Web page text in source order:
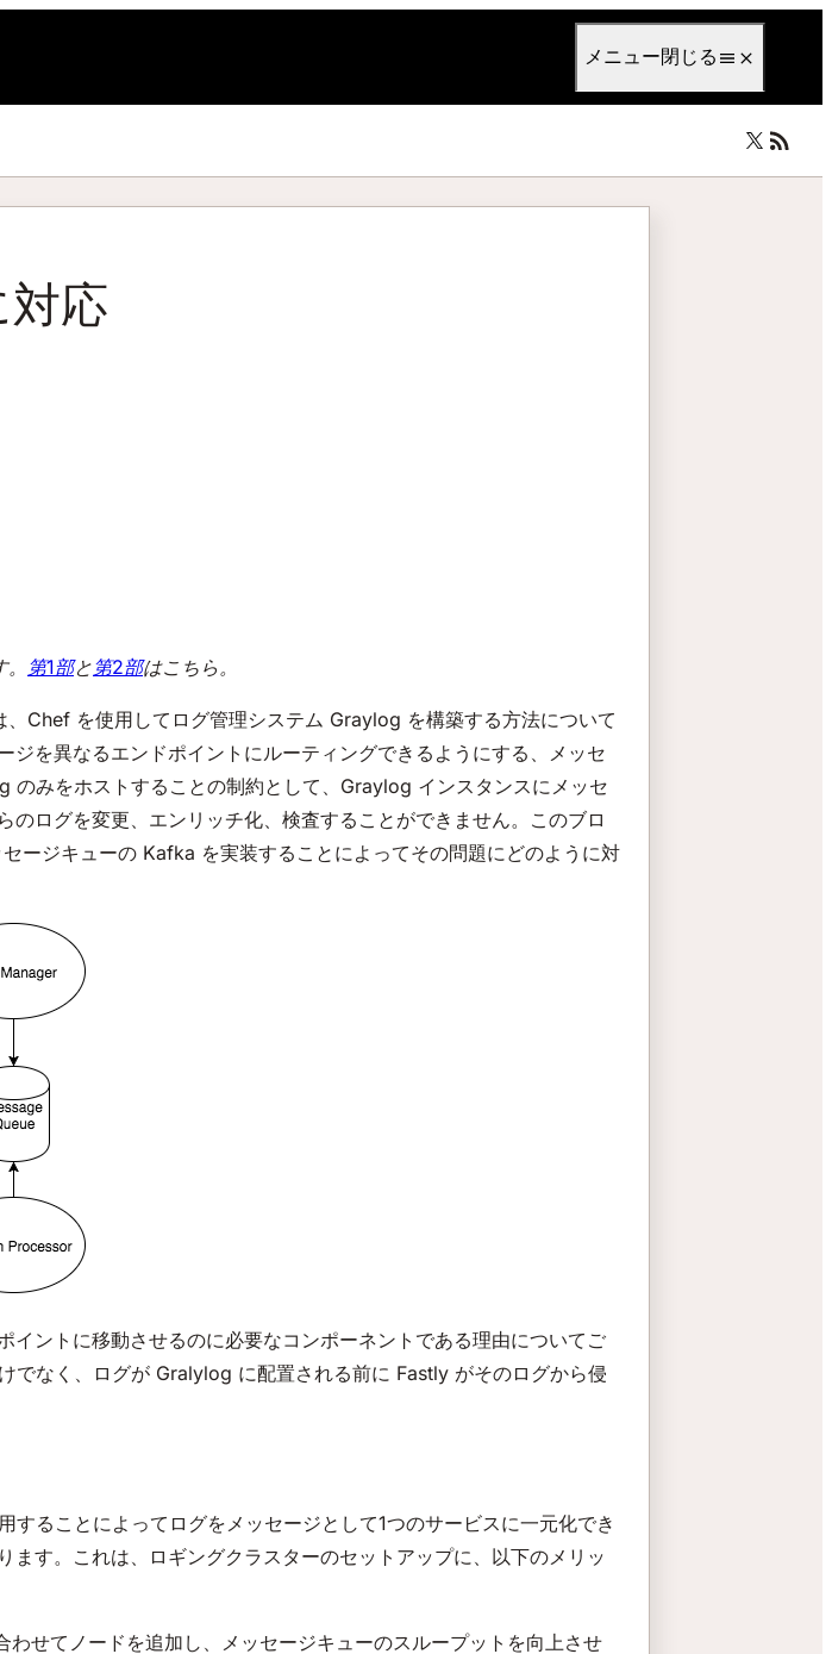
メニュー閉じる
対応
第1部と第2部はこちら。
、Chef を使用してログ管理システム Graylog を構築する方法について
を異なるエンドポイントにルーティングできるようにする、メッセ
みをホストすることの制約として、Graylog インスタンスにメッセ
ログを変更、エンリッチ化、検査することができません。このブロ
ージキューの Kafka を実装することによってその問題にどのように対
ントに移動させるのに必要なコンポーネントである理由についてご
でなく、ログが Gralylog に配置される前に Fastly がそのログから侵
ることによってログをメッセージとして1つのサービスに一元化でき
す。これは、ロギングクラスターのセットアップに、以下のメリッ
せてノードを追加し、メッセージキューのスループットを向上させ